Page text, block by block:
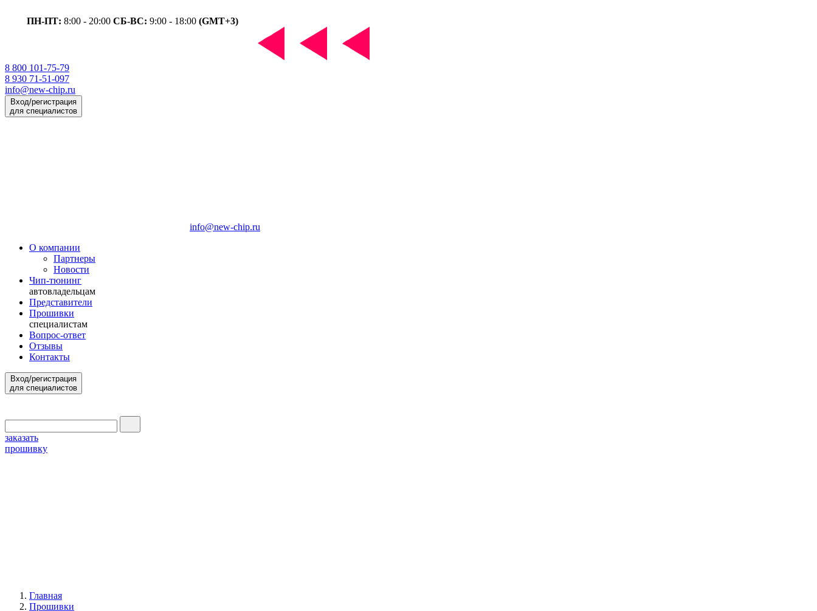
ПН-ПТ: 8:00 - 20:00 СБ-ВС: 9:00 - 18:00 (GMT+3)
8 800 101-75-79
8 930 71-51-097
info@new-chip.ru
Вход/регистрация
для специалистов
info@new-chip.ru
О компании
Партнеры
Новости
Чип-тюнинг
автовладельцам
Представители
Прошивки
специалистам
Вопрос-ответ
Отзывы
Контакты
Вход/регистрация
для специалистов
заказать
прошивку
Главная
Прошивки